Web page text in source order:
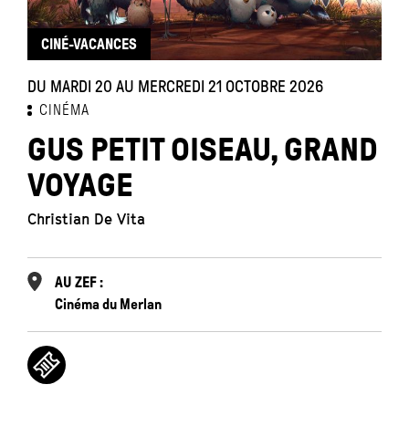
CINÉ-VACANCES
DU MARDI 20 AU MERCREDI 21 OCTOBRE 2026
CINÉMA
GUS PETIT OISEAU, GRAND
VOYAGE
Christian De Vita
AU ZEF :
Cinéma du Merlan